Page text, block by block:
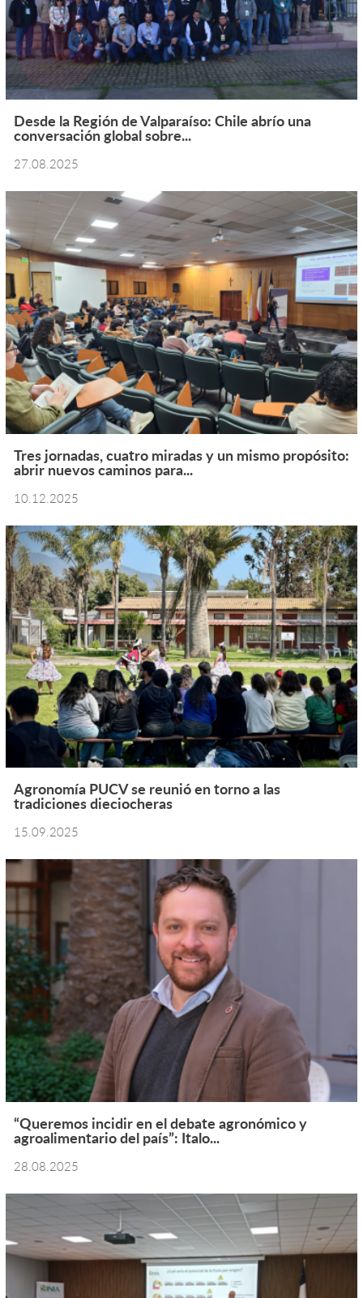
Desde la Región de Valparaíso: Chile abrío una
conversación global sobre...
27.08.2025
Tres jornadas, cuatro miradas y un mismo propósito:
abrir nuevos caminos para...
10.12.2025
Agronomía PUCV se reunió en torno a las
tradiciones dieciocheras
15.09.2025
“Queremos incidir en el debate agronómico y
agroalimentario del país”: Italo...
28.08.2025